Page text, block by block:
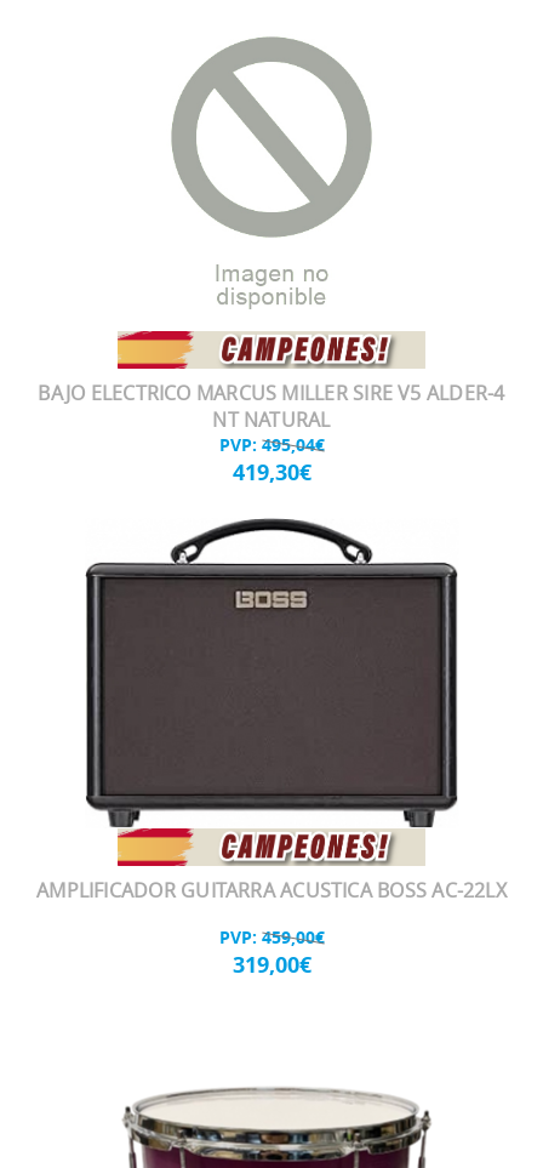
BAJO ELECTRICO MARCUS MILLER SIRE V5 ALDER-4
NT NATURAL
PVP: 495,04€
419,30€
AMPLIFICADOR GUITARRA ACUSTICA BOSS AC-22LX
PVP: 459,00€
319,00€